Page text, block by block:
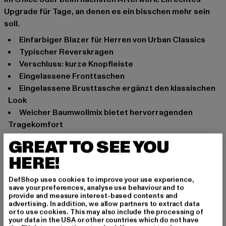
Upgrade für Tage, an denen es ein bisschen mehr sein
soll.
Einfarbiger Blazer für Herren von Urban Classics
Typischer Reverskragen
Verschluss: kurze Knopfleiste
Eingelassene Fronttaschen
Eingelassene Brusttasche ergänzt den klassischen
Look
Weicher Baumwollmix bietet hervorragenden
Tragekomfort
Relaxte Passform
Anlass: klassisch, Business
Ärmelart: Langarm
Schnitt: Locker
Marke: Urban Classics
Kat.: Blazer
Farbe: grau
GREAT TO SEE YOU
HERE!
DefShop uses cookies to improve your use experience,
save your preferences, analyse use behaviour and to
provide and measure interest-based contents and
advertising. In addition, we allow partners to extract data
or to use cookies. This may also include the processing of
your data in the USA or other countries which do not have